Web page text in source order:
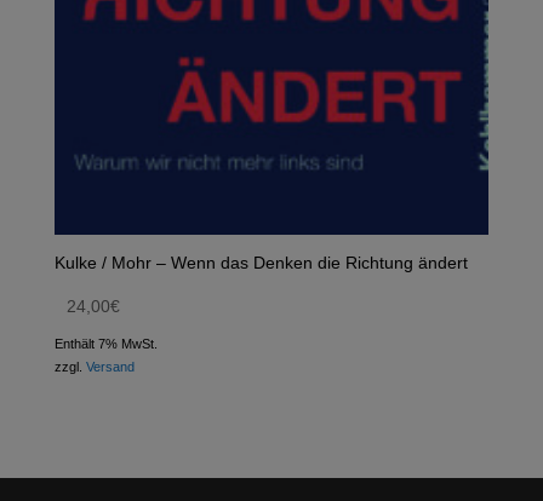
Kulke / Mohr – Wenn das Denken die Richtung ändert
24,00€
Enthält 7% MwSt.
zzgl. Versand